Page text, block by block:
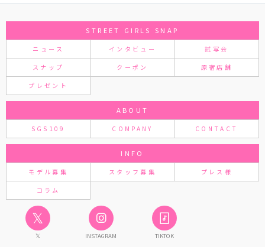
STREET GIRLS SNAP
ニュース インタビュー 試写会
スナップ クーポン 原宿店舗
プレゼント
ABOUT
SGS109 COMPANY CONTACT
INFO
モデル募集 スタッフ募集 プレス様
コラム
𝕏
𝕏 INSTAGRAM TIKTOK